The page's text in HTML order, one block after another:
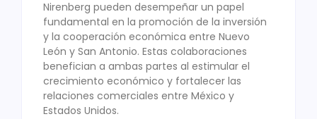
Nirenberg pueden desempeñar un papel
fundamental en la promoción de la inversión
y la cooperación económica entre Nuevo
León y San Antonio. Estas colaboraciones
benefician a ambas partes al estimular el
crecimiento económico y fortalecer las
relaciones comerciales entre México y
Estados Unidos.